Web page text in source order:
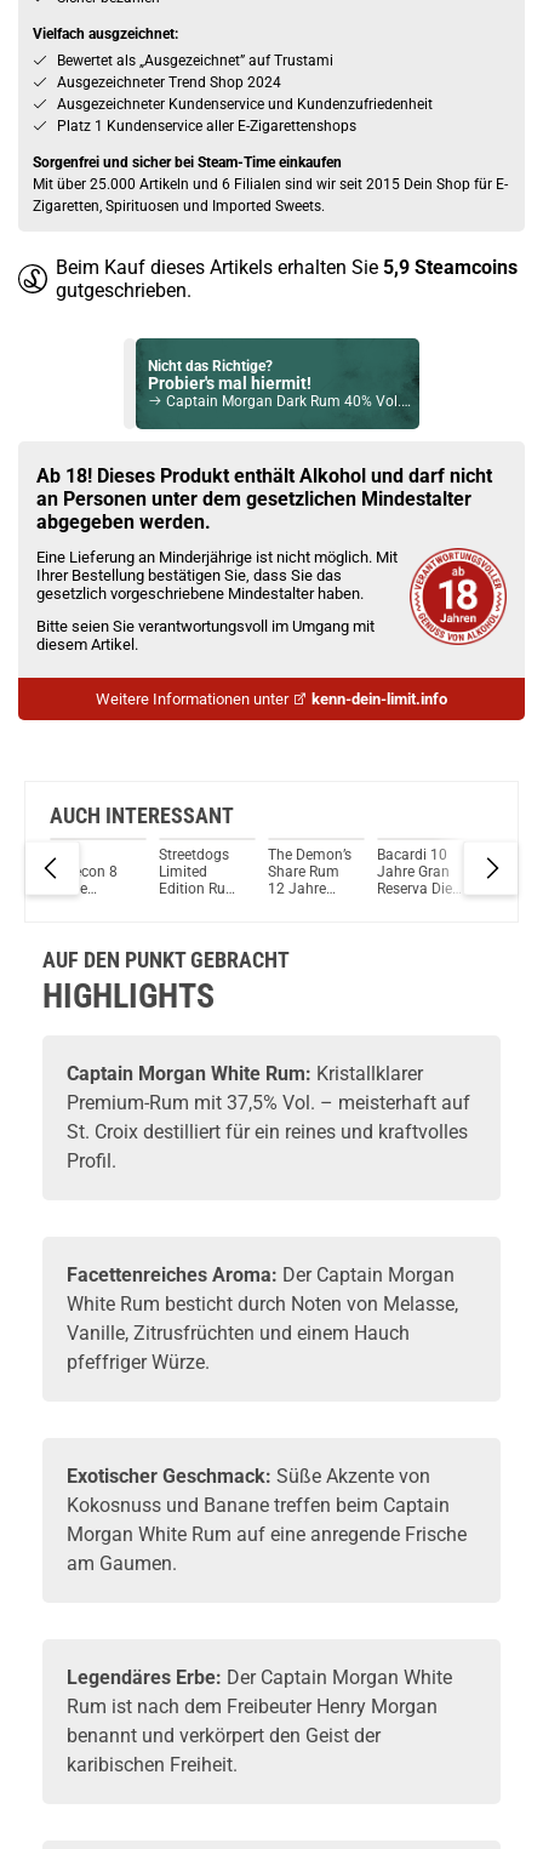
Vielfach ausgzeichnet:
Bewertet als „Ausgezeichnet” auf Trustami
Ausgezeichneter Trend Shop 2024
Ausgezeichneter Kundenservice und Kundenzufriedenheit
Platz 1 Kundenservice aller E-Zigarettenshops
Sorgenfrei und sicher bei Steam-Time einkaufen
Mit über 25.000 Artikeln und 6 Filialen sind wir seit 2015 Dein Shop für E-
Zigaretten, Spirituosen und Imported Sweets.
Beim Kauf dieses Artikels erhalten Sie 5,9 Steamcoins
gutgeschrieben.
Nicht das Richtige?
Probier's mal hiermit!
Captain Morgan Dark Rum 40% Vol. 700ml
Check das mal!
Remedy Spiced Rum 41,5% 700ml
Du willst Kröten sparen?
Schau mal hier!
Ijoy Luna 1,4ml 350mAh Pod System Kit Ocean Blue
Ab 18! Dieses Produkt enthält Alkohol und darf nicht
an Personen unter dem gesetzlichen Mindestalter
abgegeben werden.
Eine Lieferung an Minderjährige ist nicht möglich. Mit
Ihrer Bestellung bestätigen Sie, dass Sie das
gesetzlich vorgeschriebene Mindestalter haben.
Bitte seien Sie verantwortungsvoll im Umgang mit
diesem Artikel.
Weitere Informationen unter kenn-dein-limit.info
AUCH INTERESSANT
Rum
Malecon 8
Jahre
Vol. 700ml
Streetdogs
Limited
Edition Rum
The Demon’s
Share Rum
12 Jahre
Bacardi 10
Jahre Gran
Reserva Diez
Clément
Rhum
AUF DEN PUNKT GEBRACHT
HIGHLIGHTS
Captain Morgan White Rum: Kristallklarer
Premium-Rum mit 37,5% Vol. – meisterhaft auf
St. Croix destilliert für ein reines und kraftvolles
Profil.
Facettenreiches Aroma: Der Captain Morgan
White Rum besticht durch Noten von Melasse,
Vanille, Zitrusfrüchten und einem Hauch
pfeffriger Würze.
Exotischer Geschmack: Süße Akzente von
Kokosnuss und Banane treffen beim Captain
Morgan White Rum auf eine anregende Frische
am Gaumen.
Legendäres Erbe: Der Captain Morgan White
Rum ist nach dem Freibeuter Henry Morgan
benannt und verkörpert den Geist der
karibischen Freiheit.